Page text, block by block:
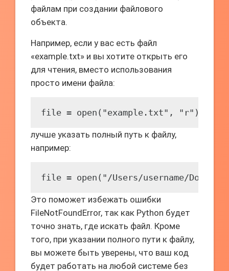
файлам при создании файлового
объекта.
Например, если у вас есть файл
«example.txt» и вы хотите открыть его
для чтения, вместо использования
просто имени файла:
file = open("example.txt", "r")
лучше указать полный путь к файлу,
например:
file = open("/Users/username/
Это поможет избежать ошибки
FileNotFoundError, так как Python будет
точно знать, где искать файл. Кроме
того, при указании полного пути к файлу,
вы можете быть уверены, что ваш код
будет работать на любой системе без